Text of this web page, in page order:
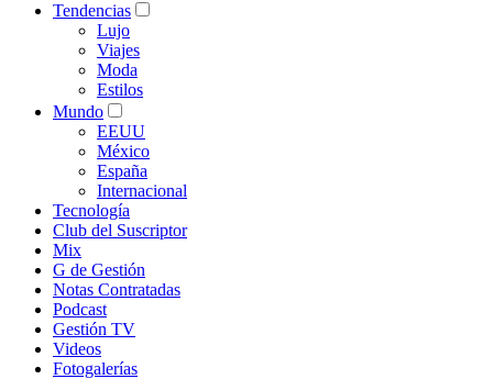
Tendencias
Lujo
Viajes
Moda
Estilos
Mundo
EEUU
México
España
Internacional
Tecnología
Club del Suscriptor
Mix
G de Gestión
Notas Contratadas
Podcast
Gestión TV
Videos
Fotogalerías